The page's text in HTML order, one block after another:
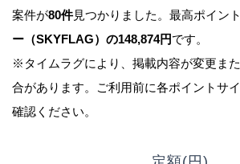
案件が80件見つかりました。最高ポイント
ー（SKYFLAG）の148,874円です。
※タイムラグにより、掲載内容が変更ま
合があります。ご利用前に各ポイントサ
確認ください。